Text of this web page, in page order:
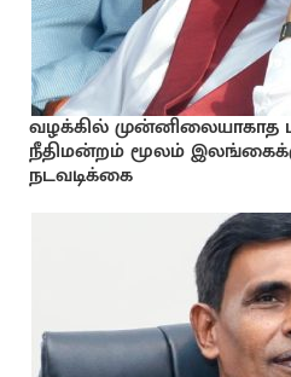
வழக்கில் முன்னிலையாகாத
நீதிமன்றம் மூலம்
நடவடிக்கை